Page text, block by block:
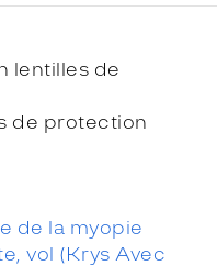
lentilles de
de protection
de la myopie
vol (Krys Avec